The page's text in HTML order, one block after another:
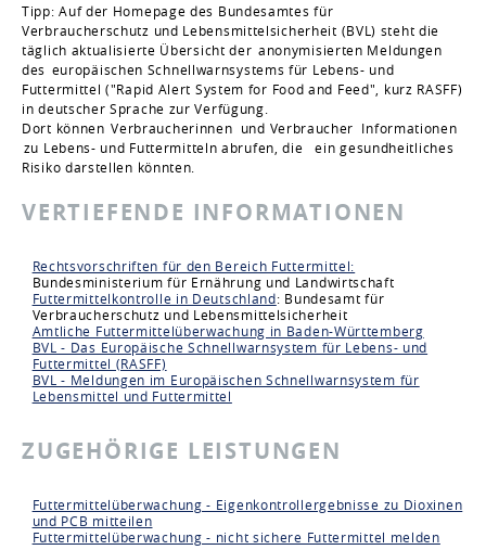
Tipp: Auf der Homepage des Bundesamtes für
Verbraucherschutz und Lebensmittelsicherheit (BVL) steht die
täglich aktualisierte Übersicht der anonymisierten Meldungen
des europäischen Schnellwarnsystems für Lebens- und
Futtermittel ("Rapid Alert System for Food and Feed", kurz RASFF)
in deutscher Sprache zur Verfügung.
Dort können Verbraucherinnen und Verbraucher Informationen
zu Lebens- und Futtermitteln abrufen, die
ein gesundheitliches
Risiko darstellen könnten.
VERTIEFENDE INFORMATIONEN
Rechtsvorschriften für den Bereich Futtermittel:
Bundesministerium für Ernährung und Landwirtschaft
Futtermittelkontrolle in Deutschland: Bundesamt für
Verbraucherschutz und Lebensmittelsicherheit
Amtliche Futtermittelüberwachung in Baden-Württemberg
BVL - Das Europäische Schnellwarnsystem für Lebens- und
Futtermittel (RASFF)
BVL - Meldungen im Europäischen Schnellwarnsystem für
Lebensmittel und Futtermittel
ZUGEHÖRIGE LEISTUNGEN
Futtermittelüberwachung - Eigenkontrollergebnisse zu Dioxinen
und PCB mitteilen
Futtermittelüberwachung - nicht sichere Futtermittel melden